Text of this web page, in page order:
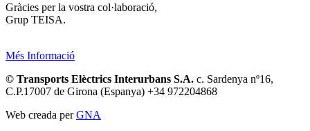
Gràcies per la vostra col·laboració,
Grup TEISA.
Més Informació
© Transports Elèctrics Interurbans S.A. c. Sardenya nº16,
C.P.17007 de Girona (Espanya) +34 972204868
Web creada perGNA